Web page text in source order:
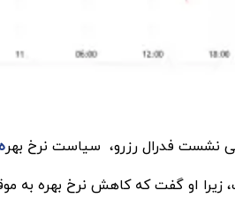
زیرا او گفت که کاهش نرخ بهره به